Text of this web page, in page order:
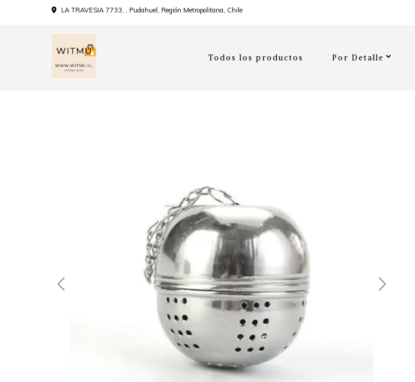
LA TRAVESIA 7733, , Pudahuel, Región Metropolitana, Chile
Todos los productos Por Detalle